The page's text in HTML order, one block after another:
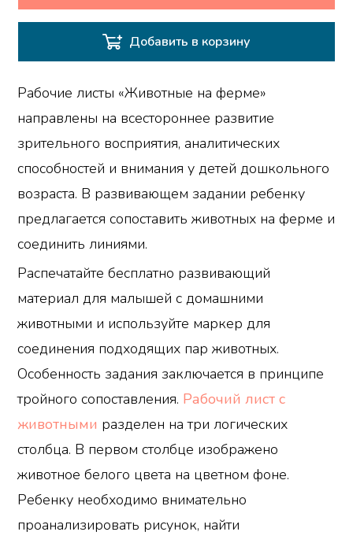
Добавить в корзину
Рабочие листы «Животные на ферме»
направлены на всестороннее развитие
зрительного восприятия, аналитических
способностей и внимания у детей дошкольного
возраста. В развивающем задании ребенку
предлагается сопоставить животных на ферме и
соединить линиями.
Распечатайте бесплатно развивающий
материал для малышей с домашними
животными и используйте маркер для
соединения подходящих пар животных.
Особенность задания заключается в принципе
тройного сопоставления. Рабочий лист с
животными разделен на три логических
столбца. В первом столбце изображено
животное белого цвета на цветном фоне.
Ребенку необходимо внимательно
проанализировать рисунок, найти